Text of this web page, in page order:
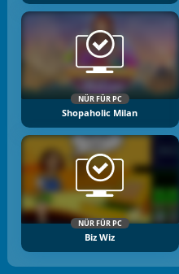
NÜR FÜR PC
Shopaholic Milan
NÜR FÜR PC
Biz Wiz